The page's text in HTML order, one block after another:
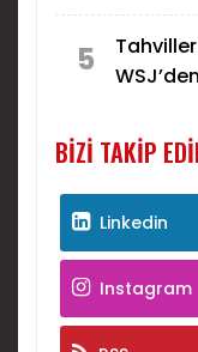
5
BIZI TAKIP
Linkedin
Instagram